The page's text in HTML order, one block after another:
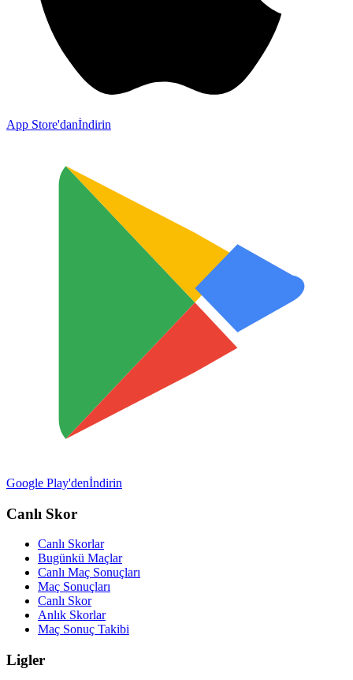
App Store'danİndirin
Google Play'denİndirin
Canlı Skor
Canlı Skorlar
Bugünkü Maçlar
Canlı Maç Sonuçları
Maç Sonuçları
Canlı Skor
Anlık Skorlar
Maç Sonuç Takibi
Ligler